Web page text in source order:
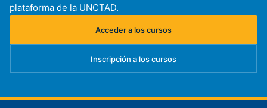
plataforma de la UNCTAD.
Acceder a los cursos
(se abre en una nueva pestaña)
Inscripción a los cursos
(se abre en una nueva pestaña)